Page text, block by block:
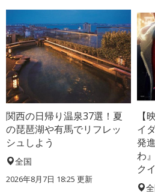
関西の日帰り温泉37選！夏
の琵琶湖や有馬でリフレッ
シュしよう
全国
2026年8月7日 18:25 更新
【
イ
発
わ
ク